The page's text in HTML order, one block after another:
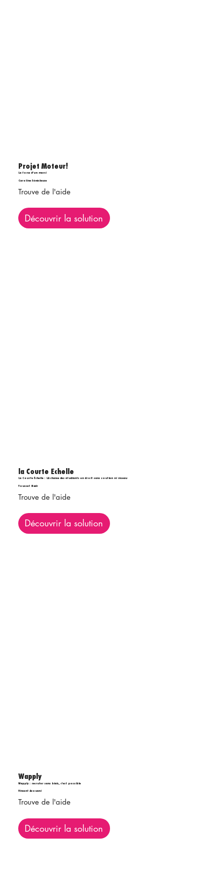
Projet Moteur!
La force d’un merci
Caroline Sénéclauze
Trouve de l'aide
Découvrir la solution
la Courte Echelle
La Courte Échelle : LA chance des étudiants en droit sans soutien ni réseau
Youssef Badr
Trouve de l'aide
Découvrir la solution
Wapply
Wapply : recruter sans biais, c’est possible
Vincent Azouani
Trouve de l'aide
Découvrir la solution